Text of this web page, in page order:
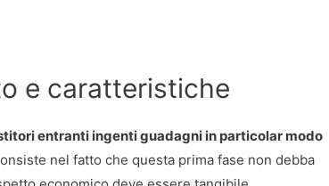
e caratteristiche
entranti ingenti guadagni in particolar modo
nel fatto che questa prima fase non debba